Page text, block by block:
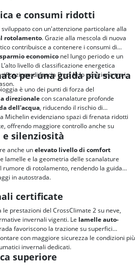
e consumi ridotti
sviluppato con un'attenzione particolare alla
rotolamento. Grazie alla mescola di nuova
contribuisce a contenere i consumi di
economico nel lungo periodo e un
L’alto livello di classificazione energetica
di fascia B ed A) lo posiziona tra i
per una guida più sicura
è uno dei punti di forza del
direzionalecon scanalature profonde
dell'acqua, riducendo il rischio di
Michelin evidenziano spazi di frenata ridotti
offrendo maggiore controllo anche su
silenziosità
anche unelevato livello di comfort
lamelle e la geometria delle scanalature
di rotolamento, rendendo la guida
in autostrada.
certificate
le prestazioni del CrossClimate 2 su neve,
invernali vigenti. Le lamelle auto-
favoriscono la trazione su superfici
con maggiore sicurezza le condizioni più
invernali dedicati.
superiore